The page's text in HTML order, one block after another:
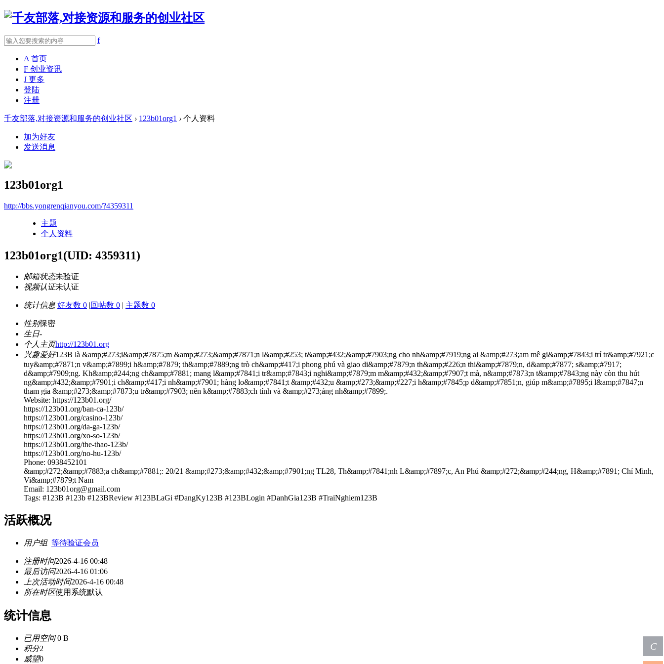
f
A 首页
F 创业资讯
J 更多
登陆
注册
千友部落,对接资源和服务的创业社区 › 123b01org1 › 个人资料
加为好友
发送消息
123b01org1
http://bbs.yongrenqianyou.com/?4359311
主题
个人资料
123b01org1(UID: 4359311)
邮箱状态未验证
视频认证未认证
统计信息 好友数 0 |回帖数 0 | 主题数 0
性别保密
生日-
个人主页http://123b01.org
兴趣爱好123B là &amp;#273;i&amp;#7875;m &amp;#273;&amp;#7871;n l&amp;#253; t&amp;#432;&amp;#7903;ng cho nh&amp;#7919;ng ai &amp;#273;am mê gi&amp;#7843;i trí tr&amp;#7921;c
tuy&amp;#7871;n v&amp;#7899;i h&amp;#7879; th&amp;#7889;ng trò ch&amp;#417;i phong phú và giao di&amp;#7879;n th&amp;#226;n thi&amp;#7879;n, d&amp;#7877; s&amp;#7917;
d&amp;#7909;ng. Kh&amp;#244;ng ch&amp;#7881; mang l&amp;#7841;i tr&amp;#7843;i nghi&amp;#7879;m m&amp;#432;&amp;#7907;t mà, n&amp;#7873;n t&amp;#7843;ng này còn thu hút
ng&amp;#432;&amp;#7901;i ch&amp;#417;i nh&amp;#7901; hàng lo&amp;#7841;t &amp;#432;u &amp;#273;&amp;#227;i h&amp;#7845;p d&amp;#7851;n, giúp m&amp;#7895;i l&amp;#7847;n
tham gia &amp;#273;&amp;#7873;u tr&amp;#7903; nên k&amp;#7883;ch tính và &amp;#273;áng nh&amp;#7899;.
Website: https://123b01.org/
https://123b01.org/ban-ca-123b/
https://123b01.org/casino-123b/
https://123b01.org/da-ga-123b/
https://123b01.org/xo-so-123b/
https://123b01.org/the-thao-123b/
https://123b01.org/no-hu-123b/
Phone: 0938452101
&amp;#272;&amp;#7883;a ch&amp;#7881;: 20/21 &amp;#273;&amp;#432;&amp;#7901;ng TL28, Th&amp;#7841;nh L&amp;#7897;c, An Phú &amp;#272;&amp;#244;ng, H&amp;#7891; Chí Minh,
Vi&amp;#7879;t Nam
Email: 123b01org@gmail.com
Tags: #123B #123b #123BReview #123BLaGi #DangKy123B #123BLogin #DanhGia123B #TraiNghiem123B
活跃概况
用户组 等待验证会员
注册时间2026-4-16 00:48
最后访问2026-4-16 01:06
上次活动时间2026-4-16 00:48
所在时区使用系统默认
统计信息
已用空间0 B
积分2
威望0
C